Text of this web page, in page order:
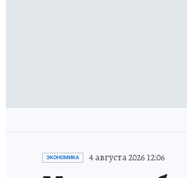
ЭКОНОМИКА 4 августа 2026 12:06